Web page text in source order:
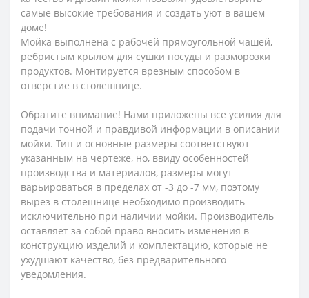
самые высокие требования и создать уют в вашем
доме!
Мойка выполнена с рабочей прямоугольной чашей,
ребристым крылом для сушки посуды и разморозки
продуктов. Монтируется врезным способом в
отверстие в столешнице.
Обратите внимание! Нами приложены все усилия для
подачи точной и правдивой информации в описании
мойки. Тип и основные размеры соответствуют
указанным на чертеже, но, ввиду особенностей
производства и материалов, размеры могут
варьироваться в пределах от -3 до -7 мм, поэтому
вырез в столешнице необходимо производить
исключительно при наличии мойки. Производитель
оставляет за собой право вносить изменения в
конструкцию изделий и комплектацию, которые не
ухудшают качество, без предварительного
уведомления.